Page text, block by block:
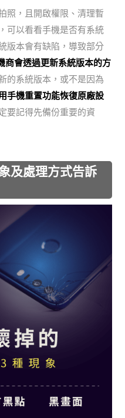
照，且開啟權限、清理暫
可以看看手機是否有系統
版本會有缺陷，導致部分
商會透過更新系統版本的方
的系統版本，或不是因為
手機重置功能恢復原廠設
要記得先備份重要的資
及處理方式告訴